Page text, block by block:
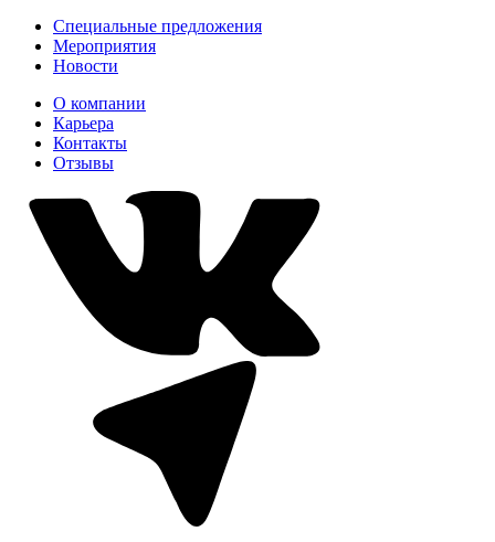
Специальные предложения
Мероприятия
Новости
О компании
Карьера
Контакты
Отзывы